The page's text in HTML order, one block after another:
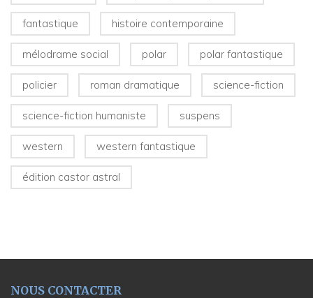
fantastique histoire contemporaine
mélodrame social polar polar fantastique
policier roman dramatique science-fiction
science-fiction humaniste suspens
western western fantastique
édition castor astral
NOUS CONTACTER